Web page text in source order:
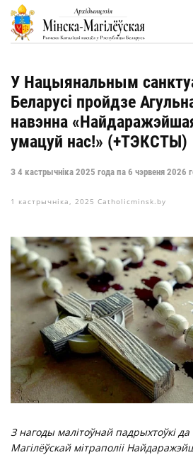
Skip to main content
У Нацыянальным
Беларусі пройдзе
навэнна
умацуй нас!» (+ТЭКСТЫ)
З 4 кастрычніка 2025 года па 6 чэрвеня 2026
1 кастрычніка, 2025 Catholicminsk.by
З нагоды малітоўнай падрыхтоўкі
Магілёўскай мітраполіі